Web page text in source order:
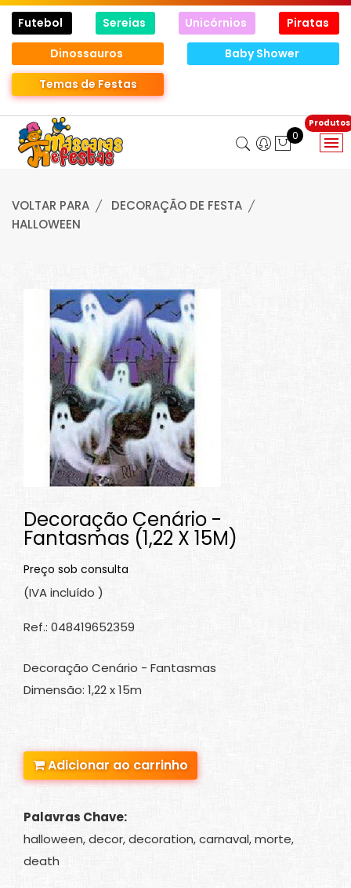
Futebol Sereias Unicórnios
Piratas
Dinossauros
Baby Shower
Temas de Festas
0
VOLTAR PARA
DECORAÇÃO DE FESTA
HALLOWEEN
Decoração Cenário -
Fantasmas (1,22 X 15M)
Preço sob consulta
(IVA incluído )
Ref.: 048419652359
Decoração Cenário - Fantasmas
Dimensão: 1,22 x 15m
Adicionar ao carrinho
Palavras Chave:
halloween, decor, decoration, carnaval, morte,
death